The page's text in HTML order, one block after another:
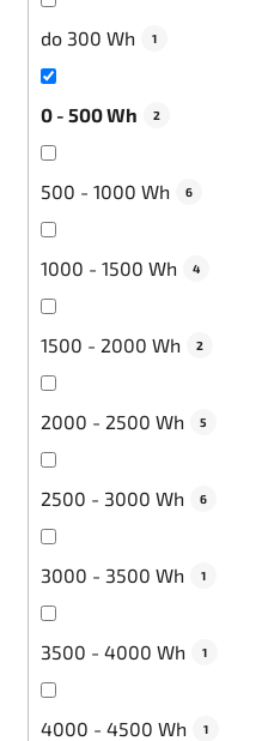
do 300 Wh 1
0 - 500 Wh 2
500 - 1000 Wh 6
1000 - 1500 Wh 4
1500 - 2000 Wh 2
2000 - 2500 Wh 5
2500 - 3000 Wh 6
3000 - 3500 Wh 1
3500 - 4000 Wh 1
4000 - 4500 Wh 1